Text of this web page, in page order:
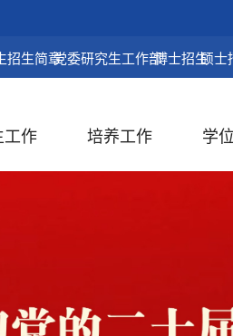
招生简章党委研究生工作部博士招生硕士
工作 培养工作 学